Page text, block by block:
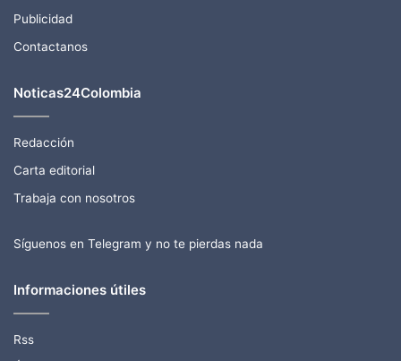
Publicidad
Contactanos
Noticas24Colombia
Redacción
Carta editorial
Trabaja con nosotros
Síguenos en Telegram y no te pierdas nada
Informaciones útiles
Rss